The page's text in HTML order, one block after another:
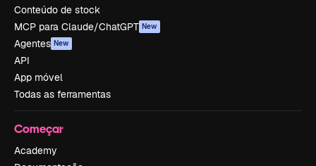
Conteúdo de stock
MCP para Claude/ChatGPT New
Agentes New
API
App móvel
Todas as ferramentas
Começar
Academy